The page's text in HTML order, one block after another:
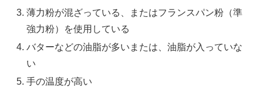
薄力粉が混ざっている、またはフランスパン粉（準
強力粉）を使用している
バターなどの油脂が多いまたは、油脂が入っていな
い
手の温度が高い